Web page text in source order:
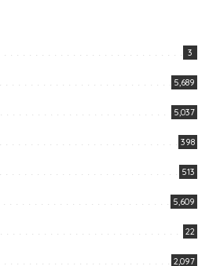
3
5,689
5,037
398
513
5,609
22
2,097